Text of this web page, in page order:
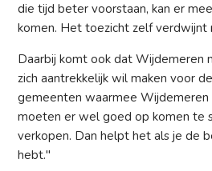
die tijd beter voorstaan, kan er
komen. Het toezicht zelf verdwijnt
Daarbij komt ook dat Wijdemeren
zich aantrekkelijk wil maken voor
gemeenten waarmee Wijdemeren
moeten er wel goed op komen te
verkopen. Dan helpt het als je de
hebt."